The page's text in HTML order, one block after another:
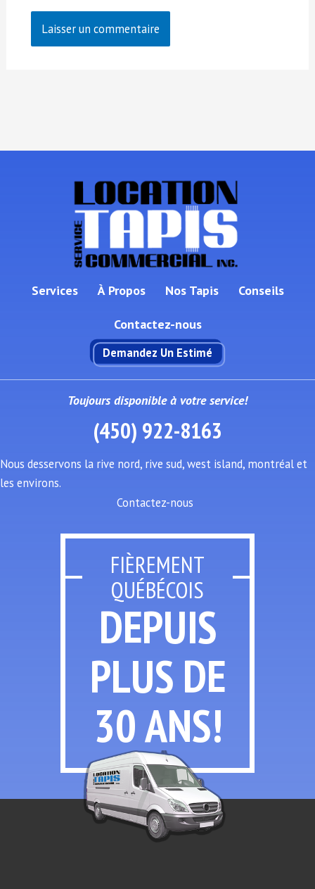
Services À Propos Nos Tapis Conseils
Contactez-nous
Demandez Un Estimé
Toujours disponible à votre service!
(450) 922-8163
Nous desservons la rive nord, rive sud, west island, montréal et
les environs.
Contactez-nous
FIÈREMENT
QUÉBÉCOIS
DEPUIS
PLUS DE
30 ANS!